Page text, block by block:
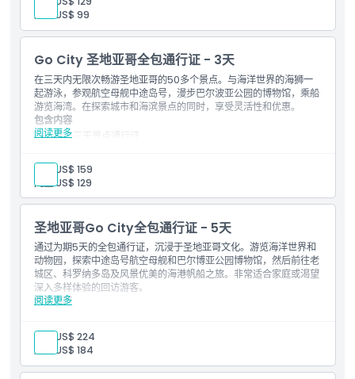
含有景点信息和指引的电子指南。
儿童: US$ 99
Go City 圣地亚哥全包通行证 - 3天
在三天内无限次畅游圣地亚哥的50多个景点。与海洋世界的海狮一
起游泳，参观航空母舰中途岛号，漫步巴尔波亚公园的博物馆，乘船
游览海湾。在探索城市和海滨景点的同时，享受灵活性和优惠。
阅读更多
包含内容
连续三天景点通行证
任选一项高级景点免费入场（可从圣地亚哥海洋世界、快艇探险
或3天老城区随上随下电车票中选择）
带有景点信息和使用说明的电子指南
成人: US$ 159
儿童:US$ 129
圣地亚哥Go City全包通行证 - 5天
通过为期5天的全包通行证，沉浸于圣地亚哥文化。游览海洋世界和
动物园，探索中途岛号航空母舰和巴尔博亚公园博物馆，然后前往老
城区、科罗纳多岛及风景优美的海港帆船之旅。非常适合家庭或渴望
深入多样体验的回访游客。
阅读更多
包含内容
可进入：圣地亚哥50多个活动
免费进入一项您选择的高级景点（可选项包括圣地亚哥海洋世
界、极速快艇冒险或3天老城区电车随上随下票）
带有景点信息和使用说明的数字导览
成人: US$ 224
儿童: US$ 184